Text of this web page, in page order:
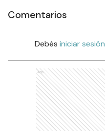
Comentarios
Debés iniciar sesión
Ads